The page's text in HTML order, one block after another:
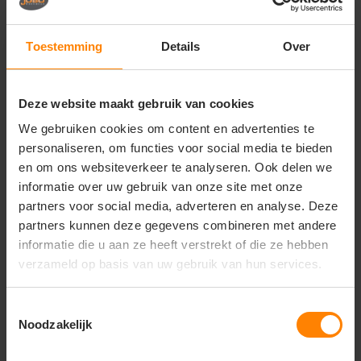
Toestemming Details Over
Deze website maakt gebruik van cookies
We gebruiken cookies om content en advertenties te
personaliseren, om functies voor social media te bieden
en om ons websiteverkeer te analyseren. Ook delen we
informatie over uw gebruik van onze site met onze
partners voor social media, adverteren en analyse. Deze
partners kunnen deze gegevens combineren met andere
informatie die u aan ze heeft verstrekt of die ze hebben
verzameld op basis van uw gebruik van hun services.
Noodzakelijk
• Sport en teams
• Bedrukte kinder hoodies
• Promotiekleding en events
• Dagelijks gebruik
• Geschikt voor bedrukken en borduren
• Materiaal: 70% katoen / 30% polyester
• Stofgewicht: 260 g/m²
• Dubbel gevoerde capuchon zonder trekkoord (veilig
volgens EU-richtlijnen)
• Kangoeroezak aan de voorkant
• Ribboorden met Cotton/Elastaan
• Single jersey nekband
• Classic fit pasvorm
• Comfortabele en duurzame kwaliteit